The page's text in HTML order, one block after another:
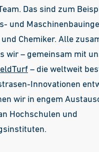
Das sind zum
und
Chemiker. Alle
wir – gemeinsam mit
– die weltweit
Innovationen
wir in engem
Hochschulen und